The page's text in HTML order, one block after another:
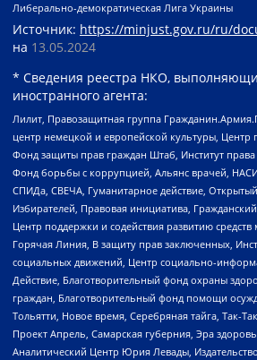
Либерально-демократическая Лига Украины
Источник: https://minjust.gov.ru/ru/
на 13.05.2024
* Сведения реестра НКО,
иностранного агента:
Лилит, Правозащитная группа
центр немецкой и европейской культуры, Центр
Фонд защиты прав граждан Штаб, Институт
Фонд борьбы с коррупцией, Альянс врачей,
СПИДа, СВЕЧА, Гуманитарное действие,
Избирателей, Правовая инициатива,
Центр поддержки и содействия развитию
Горячая Линия, В защиту прав заключенных,
социальных движений, Центр социально-
Действие, Благотворительный фонд охраны
граждан, Благотворительный фонд помощи
Тольятти, Новое время, Серебряная тайга, Так-
Проект Апрель, Самарская губерния, Эра
Аналитический Центр Юрия Левады,